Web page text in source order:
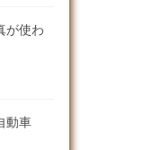
使わ
動車